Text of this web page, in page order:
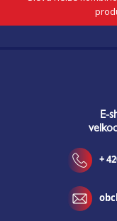
E-
+